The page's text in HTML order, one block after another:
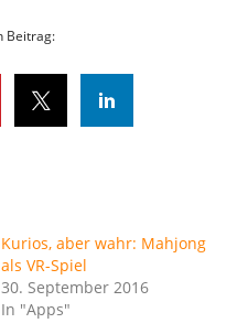
Beitrag:
Kurios, aber wahr: Mahjong
als VR-Spiel
30. September 2016
In "Apps"